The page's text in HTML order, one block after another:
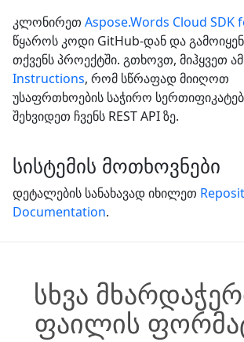
კლონირეთ Aspose.Words Cloud SDK
წყაროს კოდი GitHub-დან და
თქვენს პროექტში. გთხოვთ, მიჰყვეთ ამ
Instructions, რომ სწრაფად მიიღოთ
უსაფრთხოების საჭირო
შეხვიდეთ ჩვენს REST API ზე.
სისტემის მოთხოვნები
დეტალების სანახავად იხილეთ
Documentation.
სხვა
ფაილის